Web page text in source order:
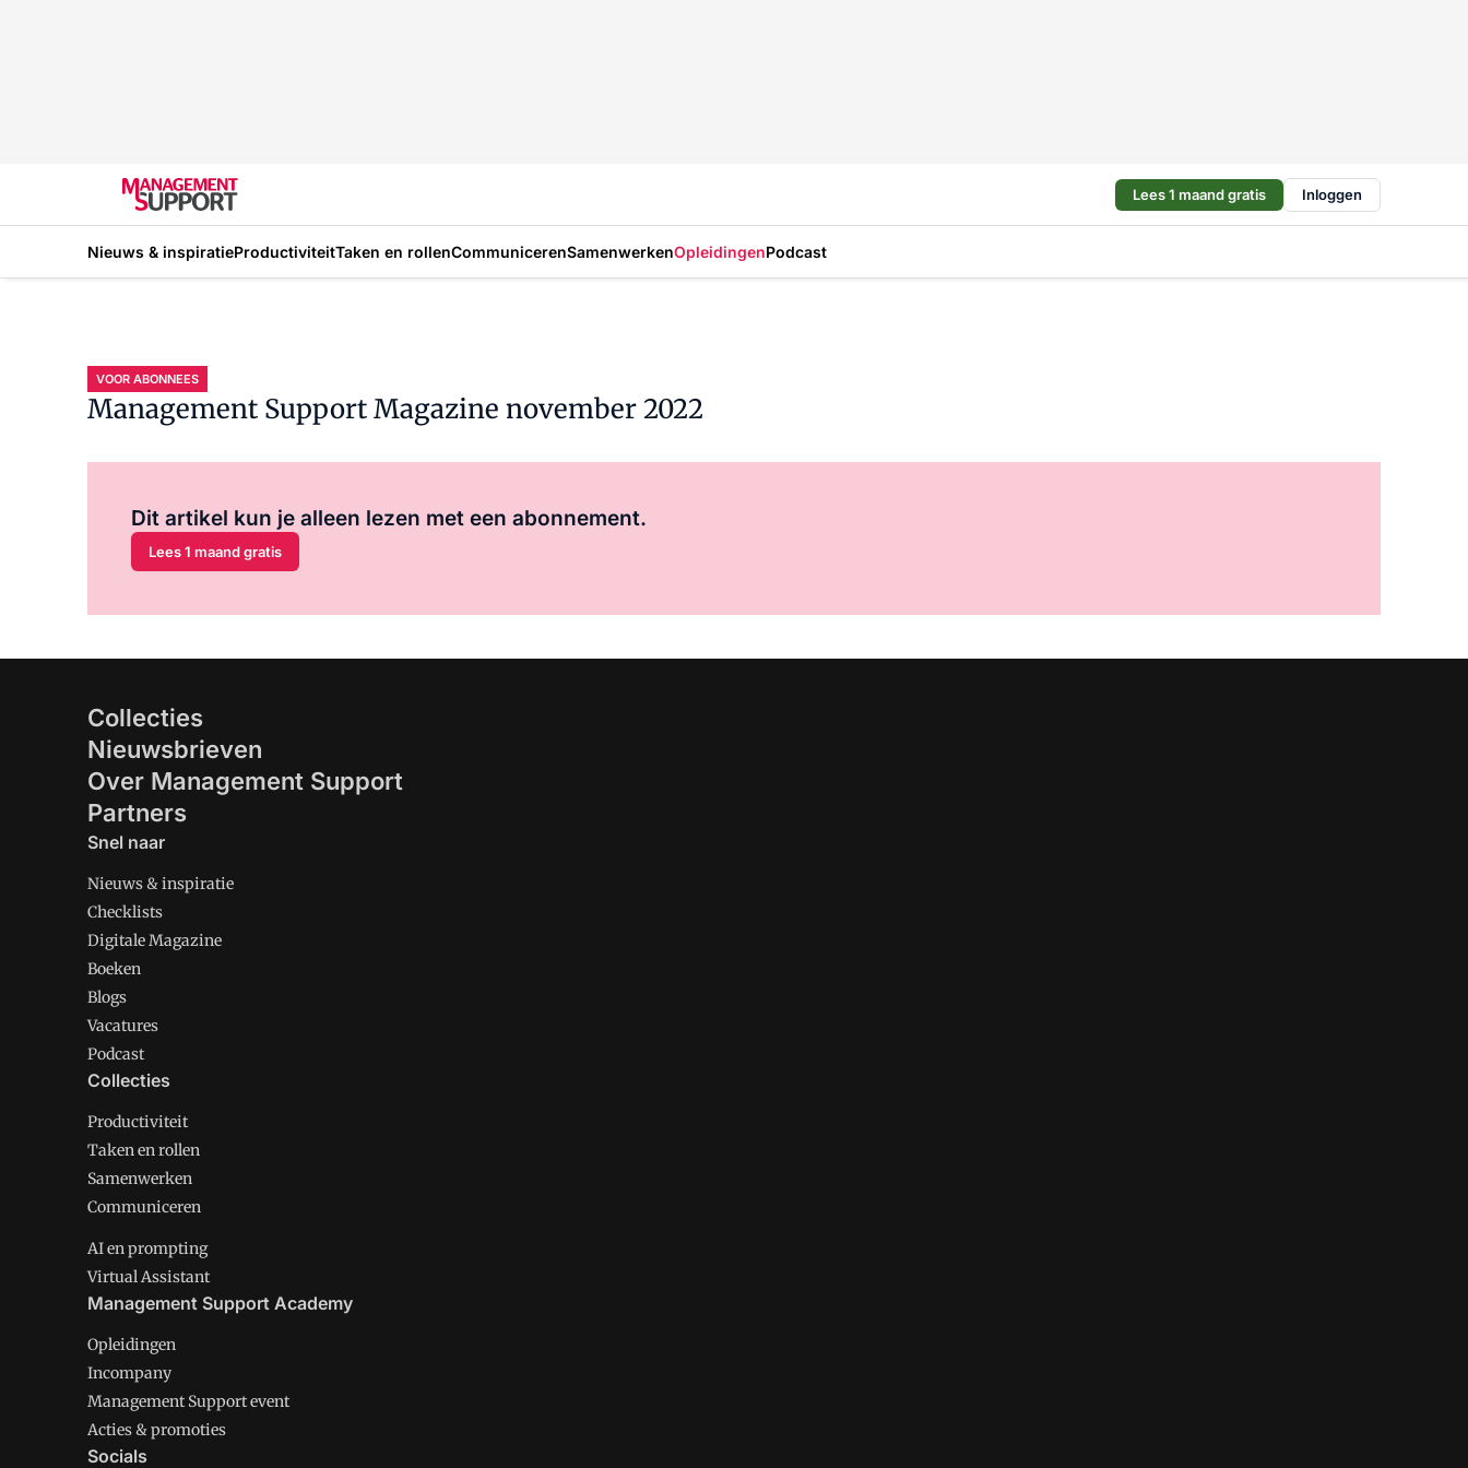
Lees 1 maand gratis Inloggen
Nieuws & inspiratieProductiviteitTaken en rollenCommunicerenSamenwerkenOpleidingenPodcast
VOOR ABONNEES
Management Support Magazine november 2022
Dit artikel kun je alleen lezen met een abonnement.
Lees 1 maand gratis
Collecties
Nieuwsbrieven
Over Management Support
Partners
Snel naar
Nieuws & inspiratie
Checklists
Digitale Magazine
Boeken
Blogs
Vacatures
Podcast
Collecties
Productiviteit
Taken en rollen
Samenwerken
Communiceren
AI en prompting
Virtual Assistant
Management Support Academy
Opleidingen
Incompany
Management Support event
Acties & promoties
Socials